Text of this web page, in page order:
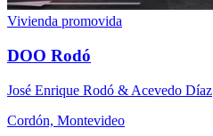
Vivienda promovida
DOO Rodó
José Enrique Rodó & Acevedo Díaz
Cordón, Montevideo